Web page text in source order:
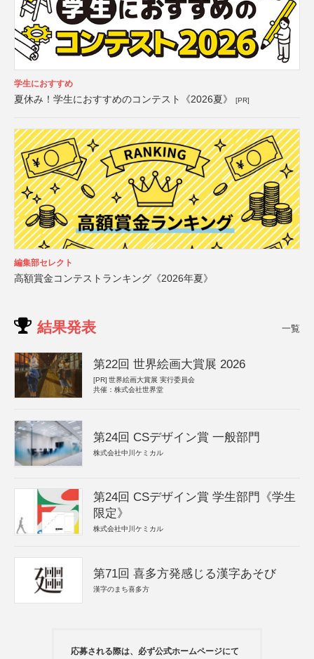
学生におすすめ
夏休み！学生におすすめのコンテスト《2026夏》 [PR]
編集部セレクト
高額賞金コンテストランキング《2026年夏》
結果発表 一覧
第22回 世界絵画大賞展 2026
[PR] 世界絵画大賞展 実行委員会
共催：株式会社世界堂
第24回 CSデザイン賞 一般部門
株式会社中川ケミカル
第24回 CSデザイン賞 学生部門《学生
限定》
株式会社中川ケミカル
第71回 喜多方発感じる漢字あそび
漢字のまち喜多方
応募される際は、必ず公式ホームページにて